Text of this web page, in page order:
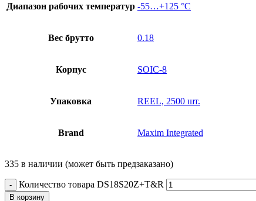
Диапазон рабочих температур -55…+125 °С
Вес брутто 0.18
Корпус SOIC-8
Упаковка REEL, 2500 шт.
Brand Maxim Integrated
335 в наличии (может быть предзаказано)
Количество товара DS18S20Z+T&R
В корзину